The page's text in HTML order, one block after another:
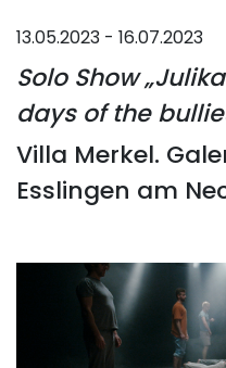
13.05.2023 - 16.07.2023
Solo Show
days of the
Villa Merkel.
Esslingen am